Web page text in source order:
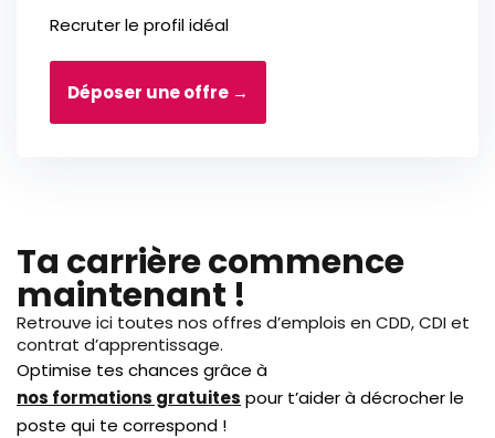
Recruter le profil idéal
Déposer une offre →
Ta carrière commence
maintenant !
Retrouve ici toutes nos offres d’emplois en CDD, CDI et
contrat d’apprentissage.
Optimise tes chances grâce à
nos formations gratuites pour t’aider à décrocher le
poste qui te correspond !